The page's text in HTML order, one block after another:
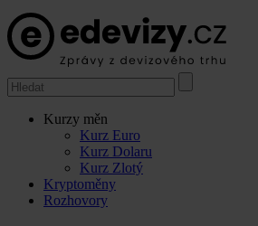
Kurzy měn
Kurz Euro
Kurz Dolaru
Kurz Zlotý
Kryptoměny
Rozhovory